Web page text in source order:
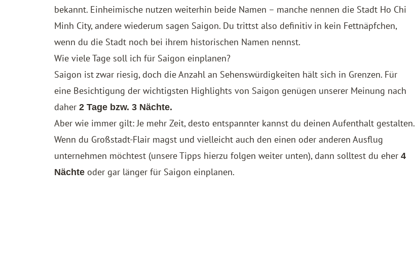
bekannt. Einheimische nutzen weiterhin beide Namen – manche nennen die Stadt Ho Chi
Minh City, andere wiederum sagen Saigon. Du trittst also definitiv in kein Fettnäpfchen,
wenn du die Stadt noch bei ihrem historischen Namen nennst.
Wie viele Tage soll ich für Saigon einplanen?
Saigon ist zwar riesig, doch die Anzahl an Sehenswürdigkeiten hält sich in Grenzen. Für
eine Besichtigung der wichtigsten Highlights von Saigon genügen unserer Meinung nach
daher 2 Tage bzw. 3 Nächte.
Aber wie immer gilt: Je mehr Zeit, desto entspannter kannst du deinen Aufenthalt gestalten.
Wenn du Großstadt-Flair magst und vielleicht auch den einen oder anderen Ausflug
unternehmen möchtest (unsere Tipps hierzu folgen weiter unten), dann solltest du eher4
Nächte oder gar länger für Saigon einplanen.